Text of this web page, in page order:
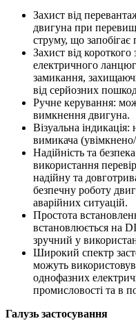
Захист від
двигуна при
струму, що
Захист від
електричного
замикання,
від серйозних
Ручне керування:
вимкнення двигуна.
Візуальна індикація:
вимикача
Надійність та
використання
надійну та
безпечну роботу
аварійних ситуацій.
Простота
встановлюється на
зручний у
Широкий спектр
можуть
однофазних
промисловості та в
Галузь застосування